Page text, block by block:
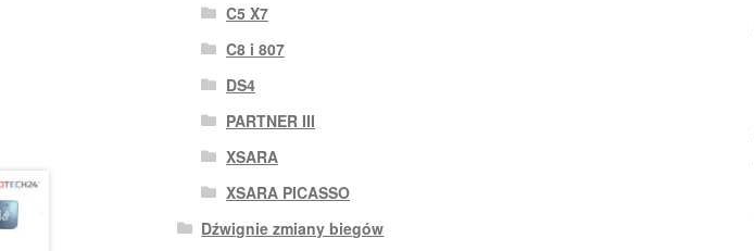
C5 X7
C8 i 807
DS4
PARTNER III
XSARA
XSARA PICASSO
Dźwignie zmiany biegów